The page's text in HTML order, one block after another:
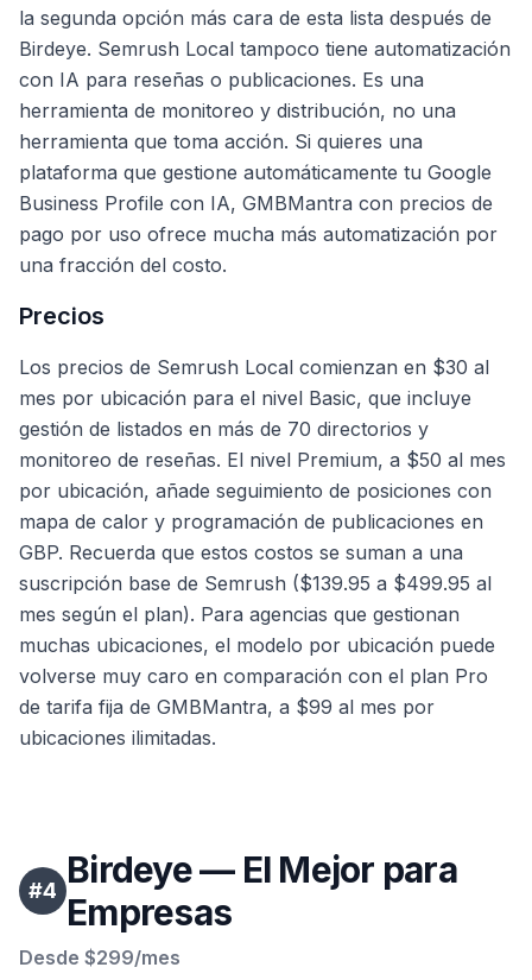
la segunda opción más cara de esta lista después de
Birdeye. Semrush Local tampoco tiene automatización
con IA para reseñas o publicaciones. Es una
herramienta de monitoreo y distribución, no una
herramienta que toma acción. Si quieres una
plataforma que gestione automáticamente tu Google
Business Profile con IA, GMBMantra con precios de
pago por uso ofrece mucha más automatización por
una fracción del costo.
Precios
Los precios de Semrush Local comienzan en $30 al
mes por ubicación para el nivel Basic, que incluye
gestión de listados en más de 70 directorios y
monitoreo de reseñas. El nivel Premium, a $50 al mes
por ubicación, añade seguimiento de posiciones con
mapa de calor y programación de publicaciones en
GBP. Recuerda que estos costos se suman a una
suscripción base de Semrush ($139.95 a $499.95 al
mes según el plan). Para agencias que gestionan
muchas ubicaciones, el modelo por ubicación puede
volverse muy caro en comparación con el plan Pro
de tarifa fija de GMBMantra, a $99 al mes por
ubicaciones ilimitadas.
#4 Birdeye — El Mejor para
Empresas
Desde $299/mes